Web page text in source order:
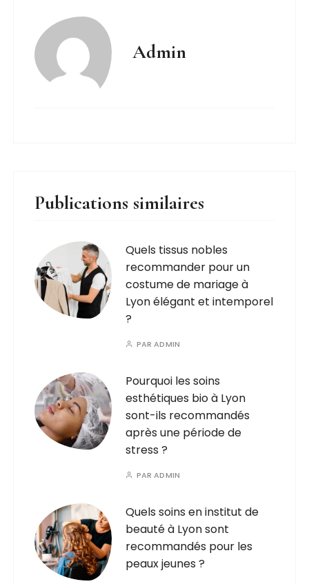
Admin
Publications similaires
Quels tissus nobles
recommander pour un
costume de mariage à
Lyon élégant et intemporel
?
PARADMIN
Pourquoi les soins
esthétiques bio à Lyon
sont-ils recommandés
après une période de
stress ?
PARADMIN
Quels soins en institut de
beauté à Lyon sont
recommandés pour les
peaux jeunes ?